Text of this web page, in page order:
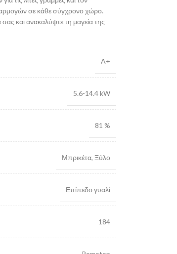
σε κάθε σύγχρονο χώρο.
και ανακαλύψτε τη μαγεία της
A+
5.6-14.4 kW
81 %
Μπρικέτα, Ξύλο
Επίπεδο γυαλί
184